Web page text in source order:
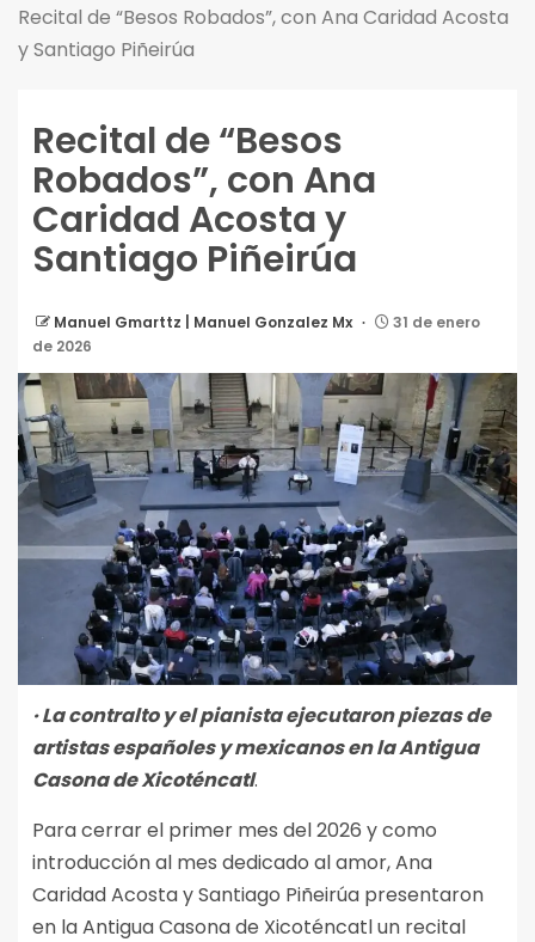
Recital de “Besos Robados”, con Ana Caridad Acosta
y Santiago Piñeirúa
Recital de “Besos
Robados”, con Ana
Caridad Acosta y
Santiago Piñeirúa
Manuel Gmarttz | Manuel Gonzalez Mx
31 de enero
de 2026
· La contralto y el pianista ejecutaron piezas de
artistas españoles y mexicanos en la Antigua
Casona de Xicoténcatl.
Para cerrar el primer mes del 2026 y como
introducción al mes dedicado al amor, Ana
Caridad Acosta y Santiago Piñeirúa presentaron
en la Antigua Casona de Xicoténcatl un recital